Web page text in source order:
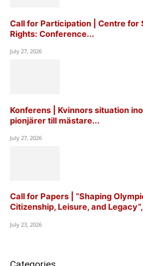
Call for Participation | Centre for
Rights: Conference...
July 27, 2026
Konferens | Kvinnors situation
pionjärer till mästare...
July 27, 2026
Call for Papers | “Shaping
Citizenship, Leisure, and
July 23, 2026